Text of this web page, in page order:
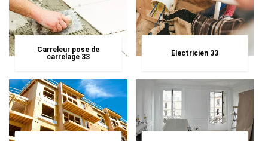
Carreleur pose de
carrelage 33
Electricien 33